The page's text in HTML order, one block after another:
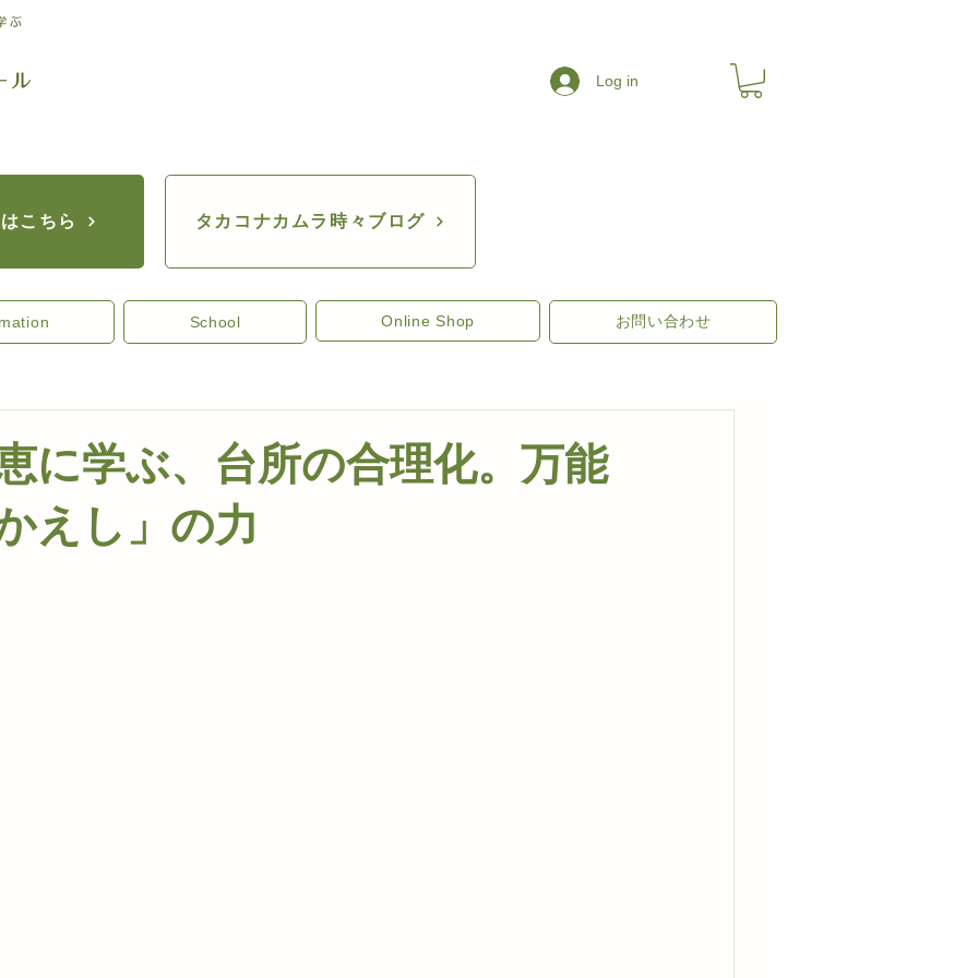
こちら
Log in
タカコナカムラ時々ブログ
School Online Shop お問い合わせ
に学ぶ、台所の合理化。万能
えし」の力